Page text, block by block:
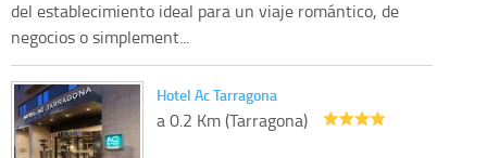
del establecimiento ideal para un viaje romántico, de
negocios o simplement...
Hotel Ac Tarragona
a 0.2 Km (Tarragona)